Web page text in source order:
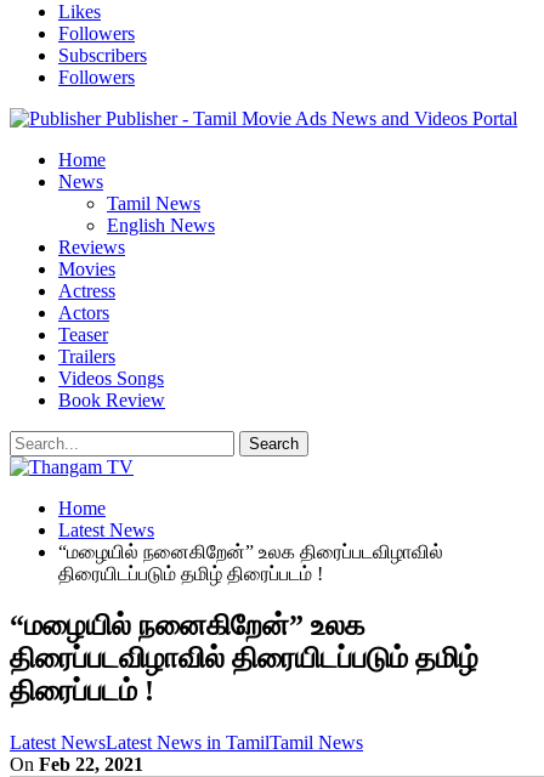
Likes
Followers
Subscribers
Followers
Publisher - Tamil Movie Ads News and Videos Portal
Home
News
Tamil News
English News
Reviews
Movies
Actress
Actors
Teaser
Trailers
Videos Songs
Book Review
Home
Latest News
“மழையில் நனைகிறேன்” உலக திரைப்படவிழாவில்
திரையிடப்படும் தமிழ் திரைப்படம் !
“மழையில் நனைகிறேன்” உலக
திரைப்படவிழாவில் திரையிடப்படும் தமிழ்
திரைப்படம் !
Latest NewsLatest News in TamilTamil News
On Feb 22, 2021